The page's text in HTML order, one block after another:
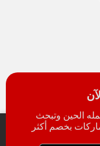
الحين وتبحث
بخصم أكثر